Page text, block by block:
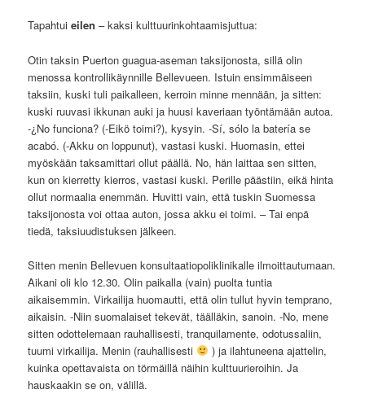
Tapahtuieilen – kaksi kulttuurinkohtaamisjuttua:
Otin taksin Puerton guagua-aseman taksijonosta, sillä olin
menossa kontrollikäynnille Bellevueen. Istuin ensimmäiseen
taksiin, kuski tuli paikalleen, kerroin minne mennään, ja sitten:
kuski ruuvasi ikkunan auki ja huusi kaveriaan työntämään autoa.
-¿No funciona? (-Eikö toimi?), kysyin. -Sí, sólo la batería se
acabó. (-Akku on loppunut), vastasi kuski. Huomasin, ettei
myöskään taksamittari ollut päällä. No, hän laittaa sen sitten,
kun on kierretty kierros, vastasi kuski. Perille päästiin, eikä hinta
ollut normaalia enemmän. Huvitti vain, että tuskin Suomessa
taksijonosta voi ottaa auton, jossa akku ei toimi. – Tai enpä
tiedä, taksiuudistuksen jälkeen.
Sitten menin Bellevuen konsultaatiopoliklinikalle ilmoittautumaan.
Aikani oli klo 12.30. Olin paikalla (vain) puolta tuntia
aikaisemmin. Virkailija huomautti, että olin tullut hyvin temprano,
aikaisin. -Niin suomalaiset tekevät, täälläkin, sanoin. -No, mene
sitten odottelemaan rauhallisesti, tranquilamente, odotussaliin,
tuumi virkailija. Menin (rauhallisesti
) ja ilahtuneena ajattelin,
kuinka opettavaista on törmäillä näihin kulttuurieroihin. Ja
hauskaakin se on, välillä.